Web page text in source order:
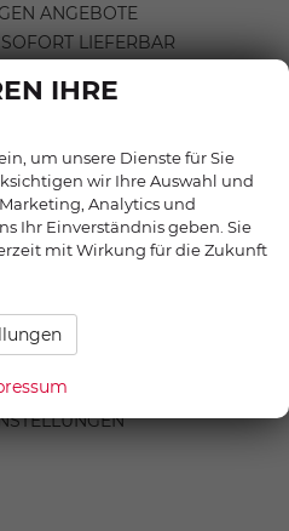
ANGEBOTE
LIEFERBAR
ZUR
IHRE
um unsere Dienste für Sie
wir Ihre Auswahl und
Analytics und
Ihr Einverständnis geben. Sie
mit Wirkung für die Zukunft